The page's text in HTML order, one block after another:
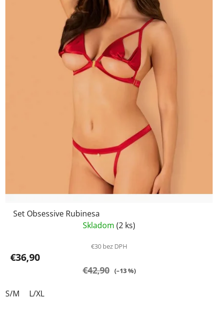
Set Obsessive Rubinesa
Skladom (2 ks)
€30 bez DPH
€36,90
€42,90 (–13 %)
S/M L/XL